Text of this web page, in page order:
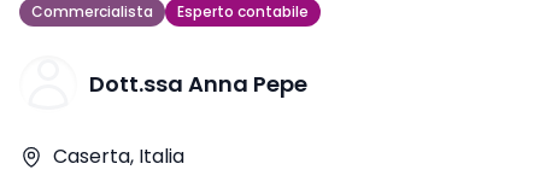
Commercialista Esperto contabile
Dott.ssa Anna Pepe
Caserta, Italia